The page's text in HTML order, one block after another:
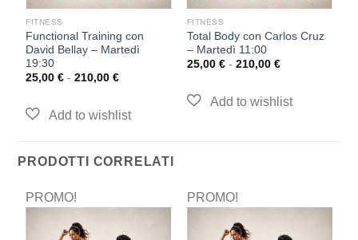
FITNESS
Functional Training con
David Bellay – Martedì
19:30
25,00€ - 210,00€
FITNESS
Total Body con Carlos Cruz
– Martedì 11:00
25,00 € - 210,00 €
PRODOTTI CORRELATI
PROMO! PROMO!